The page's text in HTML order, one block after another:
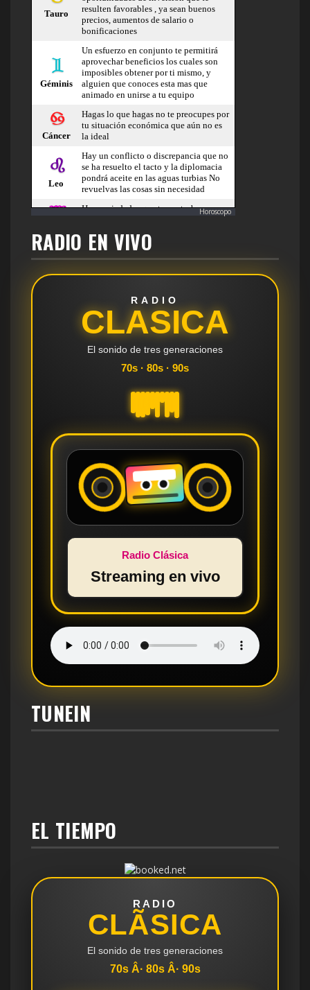
Horoscopo
RADIO EN VIVO
RADIO
CLASICA
El sonido de tres generaciones
70s · 80s · 90s
Radio Clásica
Streaming en vivo
TUNEIN
EL TIEMPO
RADIO
CLÃSICA
El sonido de tres generaciones
70s Â· 80s Â· 90s